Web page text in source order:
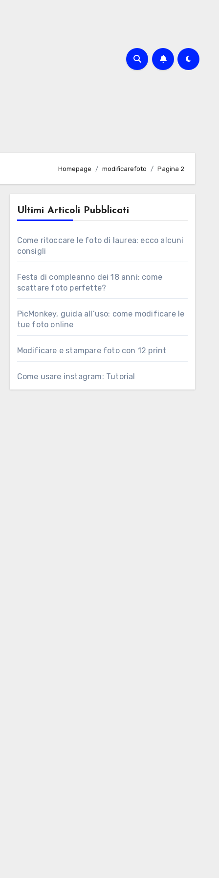
Homepage modificarefoto Pagina 2
Ultimi Articoli Pubblicati
Come ritoccare le foto di laurea: ecco alcuni
consigli
Festa di compleanno dei 18 anni: come
scattare foto perfette?
PicMonkey, guida all’uso: come modificare le
tue foto online
Modificare e stampare foto con 12 print
Come usare instagram: Tutorial